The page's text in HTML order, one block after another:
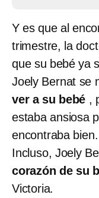
Y es que al
trimestre, la
que su bebé ya
Joely Bernat se
ver a su bebé ,
estaba ansiosa
encontraba bien.
Incluso, Joely
corazón de su
Victoria.